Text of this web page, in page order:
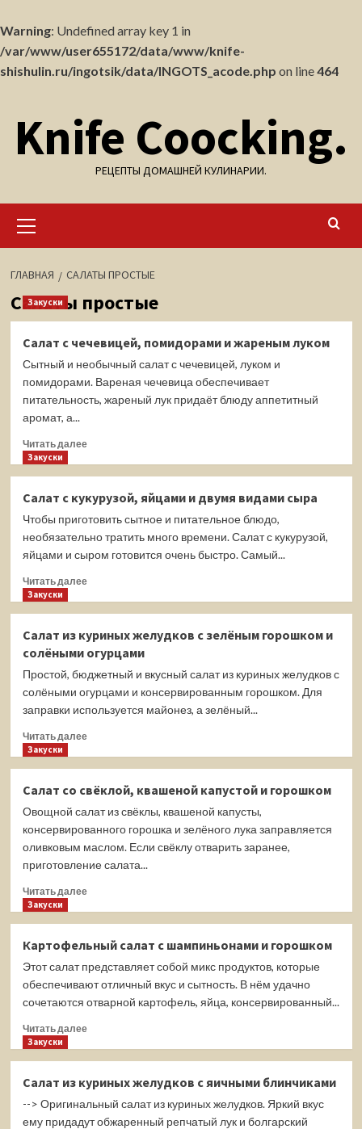
Warning: Undefined array key 1 in
/var/www/user655172/data/www/knife-
shishulin.ru/ingotsik/data/INGOTS_acode.php on line464
содержимому
Knife Coocking.
РЕЦЕПТЫ ДОМАШНЕЙ КУЛИНАРИИ.
меню
ГЛАВНАЯ САЛАТЫ ПРОСТЫЕ
Салаты простые
Закуски
Салат с чечевицей, помидорами и жареным луком
Сытный и необычный салат с чечевицей, луком и
помидорами. Вареная чечевица обеспечивает
питательность, жареный лук придаёт блюду аппетитный
аромат, а...
Читать далееПрочитать
с
чечевицей,
помидорами
жареным
луком
Закуски
Салат с кукурузой, яйцами и двумя видами сыра
Чтобы приготовить сытное и питательное блюдо,
необязательно тратить много времени. Салат с кукурузой,
яйцами и сыром готовится очень быстро. Самый...
Читать далееПрочитать
с
кукурузой,
яйцами
двумя
видами
сыра
Закуски
Салат из куриных желудков с зелёным горошком и
солёными огурцами
Простой, бюджетный и вкусный салат из куриных желудков с
солёными огурцами и консервированным горошком. Для
заправки используется майонез, а зелёный...
Читать далееПрочитать
из
куриных
желудков
горошком
и
Закуски
Салат со свёклой, квашеной капустой и горошком
Овощной салат из свёклы, квашеной капусты,
консервированного горошка и зелёного лука заправляется
оливковым маслом. Если свёклу отварить заранее,
приготовление салата...
Читать далееПрочитать
со
свёклой,
квашеной
горошком
Закуски
Картофельный салат с шампиньонами и горошком
Этот салат представляет собой микс продуктов, которые
обеспечивают отличный вкус и сытность. В нём удачно
сочетаются отварной картофель, яйца, консервированный...
Читать далееПрочитать
салат
с
шампиньонами
Закуски
Салат из куриных желудков с яичными блинчиками
--> Оригинальный салат из куриных желудков. Яркий вкус
ему придадут обжаренный репчатый лук и болгарский